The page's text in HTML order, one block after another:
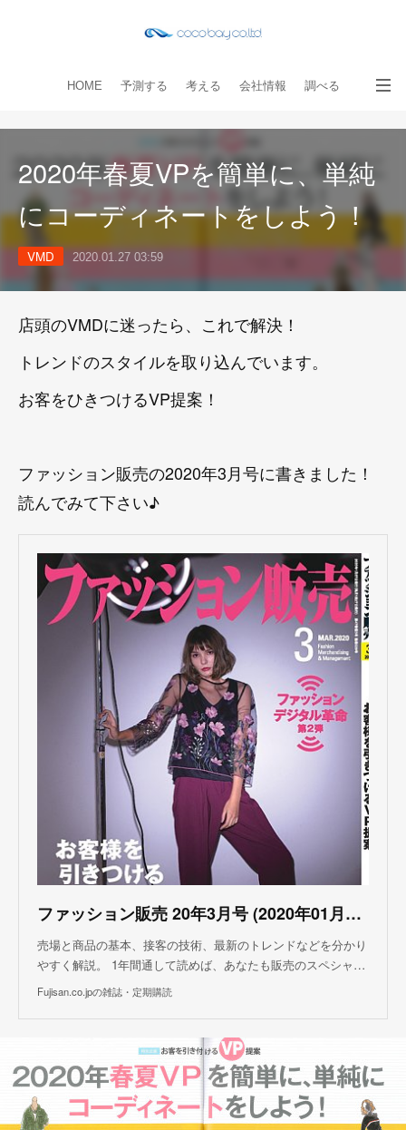
HOME 予測する 考える 会社情報 調べる
2020年春夏VPを簡単に、単純
にコーディネートをしよう！
VMD 2020.01.27 03:59
店頭のVMDに迷ったら、これで解決！
トレンドのスタイルを取り込んでいます。
お客をひきつけるVP提案！
ファッション販売の2020年3月号に書きました！
読んでみて下さい♪
ファッション販売 20年3月号 (2020年01月27日発売)
売場と商品の基本、接客の技術、最新のトレンドなどを分かり
やすく解説。 1年間通して読めば、あなたも販売のスペシャ…
Fujisan.co.jpの雑誌・定期購読